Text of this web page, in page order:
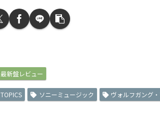
最新盤レビュー
TOPICS ソニーミュージック ヴォルフガング